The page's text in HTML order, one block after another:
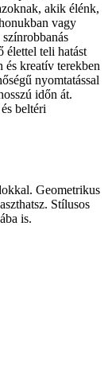
akik élénk,
vagy
élettel teli hatást
és kreatív terekben
nyomtatással
időn át.
beltéri
Geometrikus
Stílusos
is.